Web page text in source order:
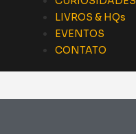
LIVROS & HQs
EVENTOS
CONTATO